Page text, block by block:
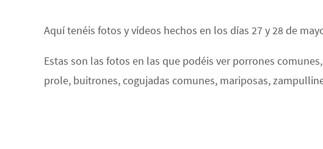
Aquí tenéis fotos y vídeos hechos en los días 27 y 28 de
Estas son las fotos en las que podéis ver porrones
prole, buitrones, cogujadas comunes, mariposas,